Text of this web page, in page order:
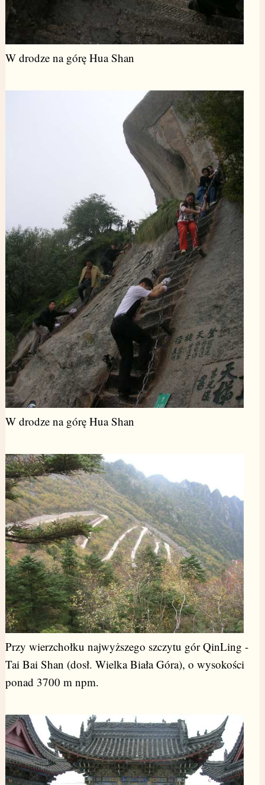
W drodze na górę Hua Shan
W drodze na górę Hua Shan
Przy wierzchołku najwyższego szczytu gór QinLing -
Tai Bai Shan (dosł. Wielka Biała Góra), o wysokości
ponad 3700 m npm.